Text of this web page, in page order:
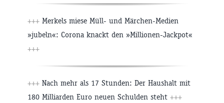
+++ Merkels miese Müll- und Märchen-Medien
»jubeln«: Corona knackt den »Millionen-Jackpot«
+++
+++ Nach mehr als 17 Stunden: Der Haushalt mit
180 Milliarden Euro neuen Schulden steht +++